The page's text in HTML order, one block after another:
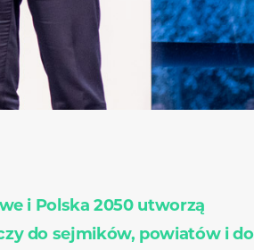
i Polska 2050 utworzą
do sejmików, powiatów i do